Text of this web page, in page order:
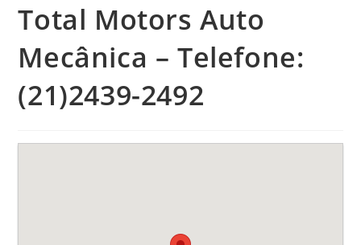
Total Motors Auto
Mecânica – Telefone:
(21)2439-2492